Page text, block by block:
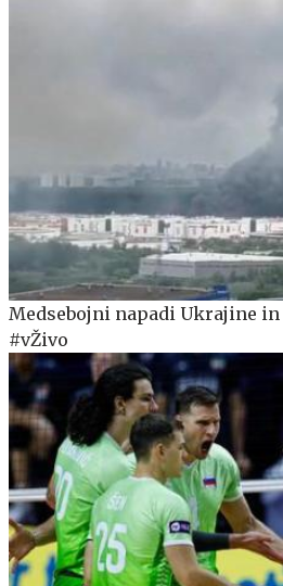
Medsebojni napadi Ukrajine
#vŽivo